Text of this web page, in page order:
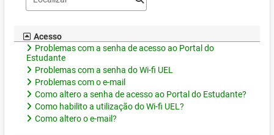
Acesso
Problemas com a senha de acesso ao Portal do
Estudante
Problemas com a senha do Wi-fi UEL
Problemas com o e-mail
Como altero a senha de acesso ao Portal do Estudante?
Como habilito a utilização do Wi-fi UEL?
Como altero o e-mail?